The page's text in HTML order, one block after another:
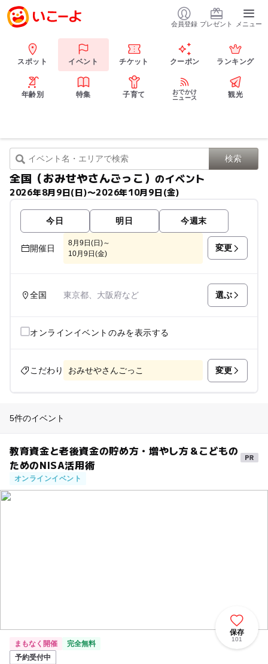
会員登録 プレゼント メニュー
スポット イベント チケット クーポン ランキング
年齢別 特集 子育て
おでかけ
ニュース
観光
全国（おみせやさんごっこ）のイベント
2026年8月9日(日)〜2026年10月9日(金)
今日 明日 今週末
開催日
8月9日(日)～
10月9日(金)
変更
全国 東京都、大阪府など 選ぶ
オンラインイベントのみを表示する
こだわり おみせやさんごっこ 変更
5件のイベント
教育資金と老後資金の貯め方・増やし方＆こどもの
ためのNISA活用術
オンラインイベント
保存
101
まもなく開催
完全無料
予約受付中